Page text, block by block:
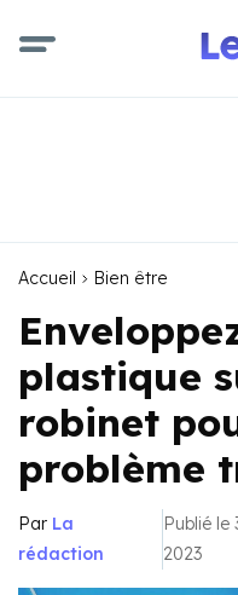
Accueil Bien être
plastique
robinet
problème
Par La
rédaction
Publié le
2023